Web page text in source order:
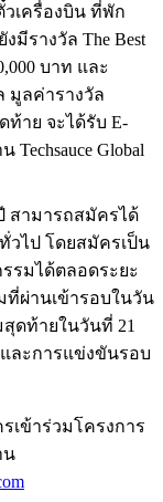
เครื่องบิน ที่พัก
มีรางวัล The Best
บาท และ
มูลค่ารางวัล
ท้าย จะได้รับ E-
Global
สามารถสมัครได้
ไป โดยสมัครเป็น
รมได้ตลอดระยะ
ที่ผ่านเข้ารอบในวัน
ดท้ายในวันที่ 21
และการแข่งขันรอบ
เข้าร่วมโครงการ
น